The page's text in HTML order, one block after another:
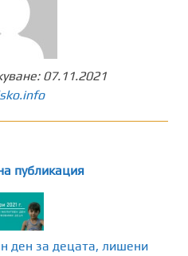
07.11.2021
публикация
ден за децата, лишени